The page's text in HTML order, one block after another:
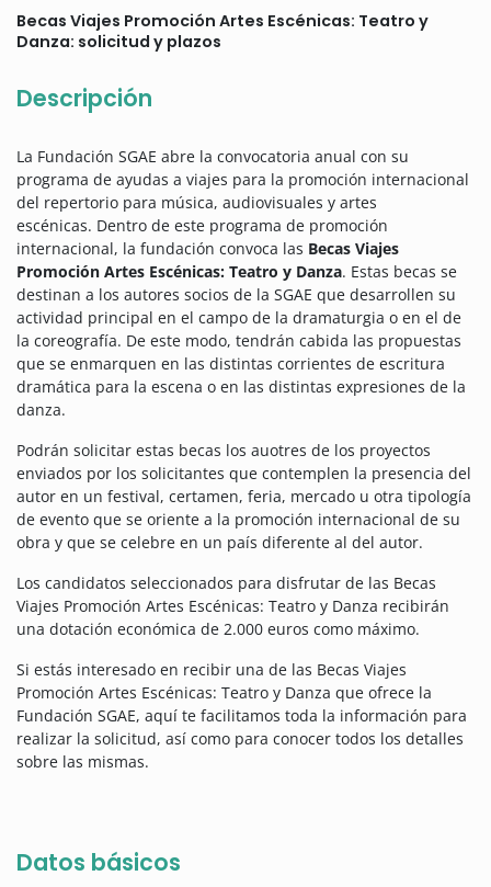
Becas Viajes Promoción Artes Escénicas: Teatro y
Danza: solicitud y plazos
Descripción
La Fundación SGAE abre la convocatoria anual con su
programa de ayudas a viajes para la promoción internacional
del repertorio para música, audiovisuales y artes
escénicas. Dentro de este programa de promoción
internacional, la fundación convoca las Becas Viajes
Promoción Artes Escénicas: Teatro y Danza. Estas becas se
destinan a los autores socios de la SGAE que desarrollen su
actividad principal en el campo de la dramaturgia o en el de
la coreografía. De este modo, tendrán cabida las propuestas
que se enmarquen en las distintas corrientes de escritura
dramática para la escena o en las distintas expresiones de la
danza.
Podrán solicitar estas becas los auotres de los proyectos
enviados por los solicitantes que contemplen la presencia del
autor en un festival, certamen, feria, mercado u otra tipología
de evento que se oriente a la promoción internacional de su
obra y que se celebre en un país diferente al del autor.
Los candidatos seleccionados para disfrutar de las Becas
Viajes Promoción Artes Escénicas: Teatro y Danza recibirán
una dotación económica de 2.000 euros como máximo.
Si estás interesado en recibir una de las Becas Viajes
Promoción Artes Escénicas: Teatro y Danza que ofrece la
Fundación SGAE, aquí te facilitamos toda la información para
realizar la solicitud, así como para conocer todos los detalles
sobre las mismas.
Datos básicos